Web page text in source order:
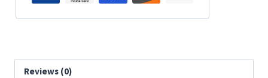
Reviews (0)